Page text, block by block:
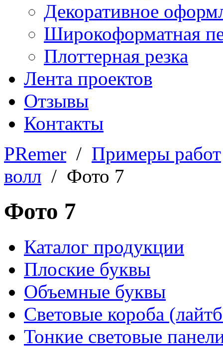
Декоративное
Широкоформатная
Плоттерная резка
Лента проектов
Отзывы
Контакты
PRemer / Примеры работ
волл / Фото 7
Фото 7
Каталог продукции
Плоские буквы
Объемные буквы
Световые короба
Тонкие световые